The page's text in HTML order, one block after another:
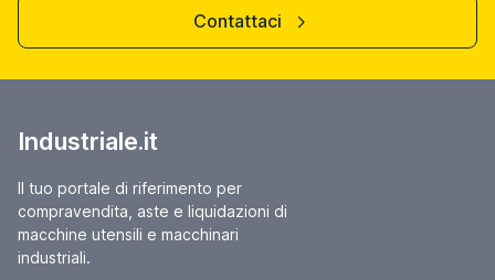
Contattaci
Industriale.it
Il tuo portale di riferimento per
compravendita, aste e liquidazioni di
macchine utensili e macchinari
industriali.